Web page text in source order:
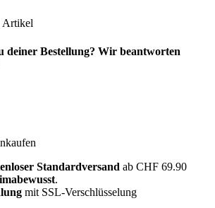
Artikel
deiner Bestellung? Wir beantworten
Standardversand ab CHF 69.90
.
mit SSL-Verschlüsselung